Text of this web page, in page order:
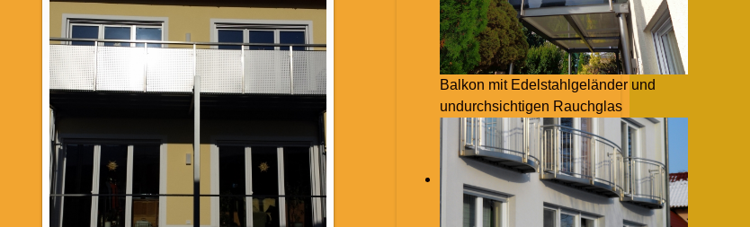
Balkon mit Edelstahlgeländer und
undurchsichtigen Rauchglas